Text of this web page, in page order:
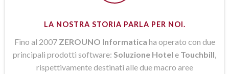
LA NOSTRA STORIA PARLA PER NOI.
Fino al 2007 ZEROUNO Informatica ha operato con due
principali prodotti software: Soluzione Hotel e Touchbill
rispettivamente destinati alle due macro aree